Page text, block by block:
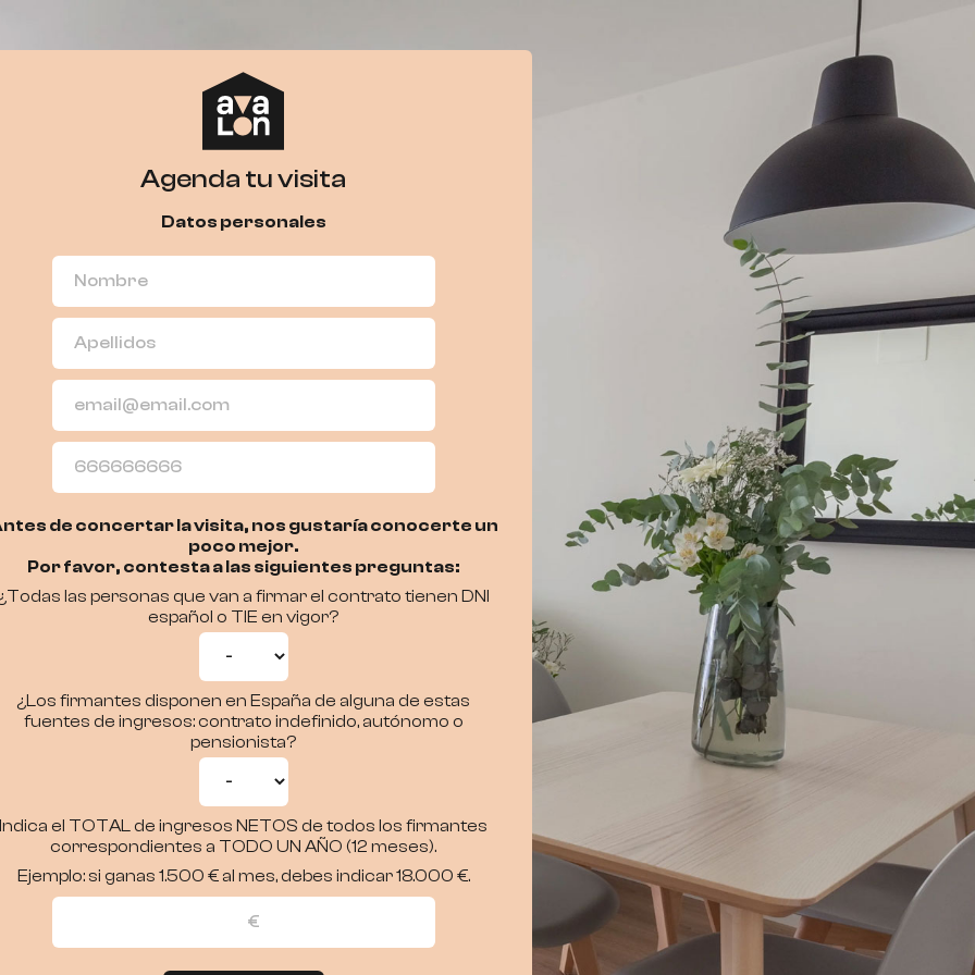
Agenda tu visita
Datos personales
de concertar la visita, nos gustaría conocerte un
poco mejor.
Por favor, contesta a las siguientes preguntas:
las personas que van a firmar el contrato tienen DNI
español o TIE en vigor?
¿Los firmantes disponen en España de alguna de estas
fuentes de ingresos: contrato indefinido, autónomo o
pensionista?
Indica el TOTAL de ingresos NETOS de todos los firmantes
correspondientes a TODO UN AÑO (12 meses).
Ejemplo: si ganas 1.500 € al mes, debes indicar 18.000 €.